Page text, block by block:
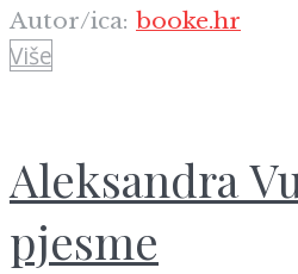
Autor/ica: booke.hr
Više
Aleksandra
pjesme